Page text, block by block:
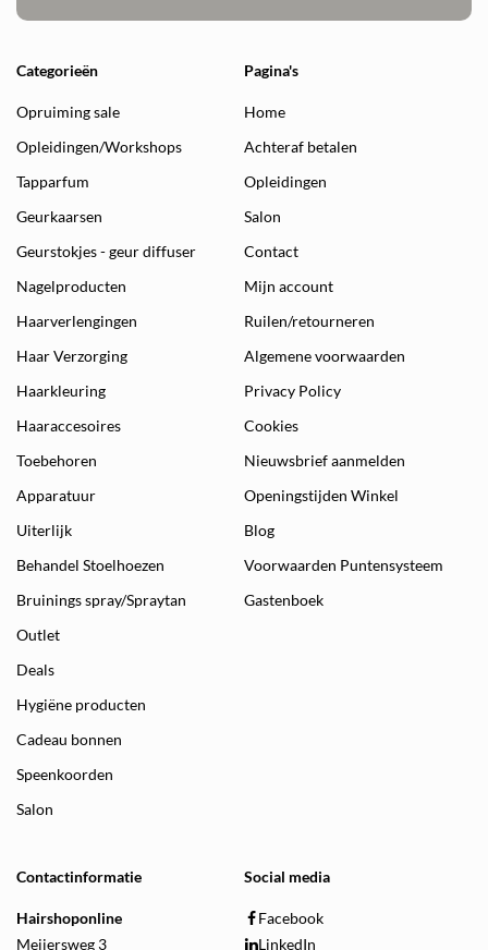
Categorieën
Opruiming sale
Opleidingen/Workshops
Tapparfum
Geurkaarsen
Geurstokjes - geur diffuser
Nagelproducten
Haarverlengingen
Haar Verzorging
Haarkleuring
Haaraccesoires
Toebehoren
Apparatuur
Uiterlijk
Behandel Stoelhoezen
Bruinings spray/Spraytan
Outlet
Deals
Hygiëne producten
Cadeau bonnen
Speenkoorden
Salon
Pagina's
Home
Achteraf betalen
Opleidingen
Salon
Contact
Mijn account
Ruilen/retourneren
Algemene voorwaarden
Privacy Policy
Cookies
Nieuwsbrief aanmelden
Openingstijden Winkel
Blog
Voorwaarden Puntensysteem
Gastenboek
Contactinformatie
Hairshoponline
Meijersweg 3
Social media
Facebook
LinkedIn